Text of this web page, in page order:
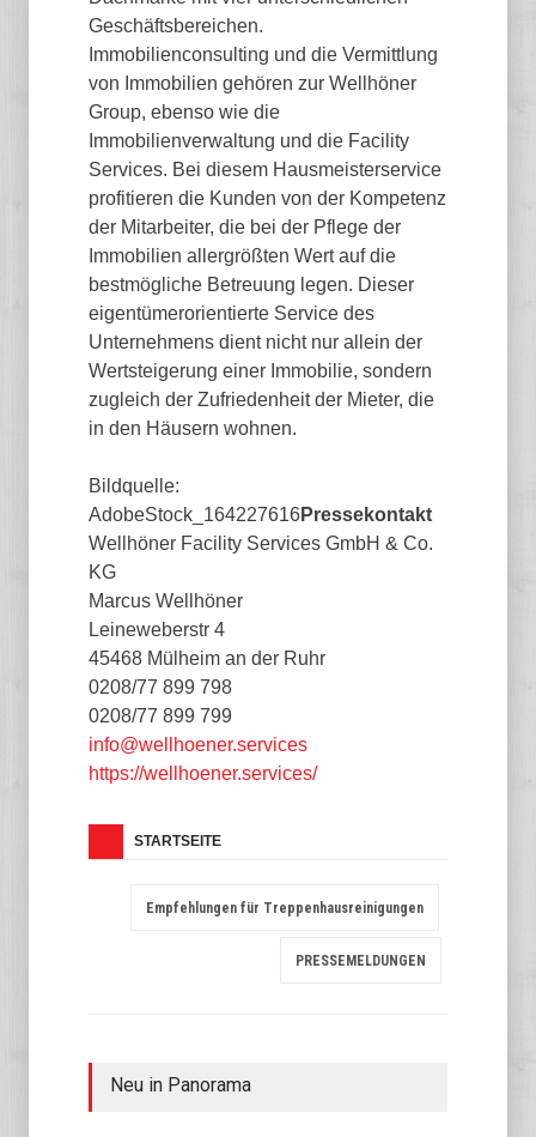
Geschäftsbereichen.
Immobilienconsulting und die Vermittlung
von Immobilien gehören zur Wellhöner
Group, ebenso wie die
Immobilienverwaltung und die Facility
Services. Bei diesem Hausmeisterservice
profitieren die Kunden von der Kompetenz
der Mitarbeiter, die bei der Pflege der
Immobilien allergrößten Wert auf die
bestmögliche Betreuung legen. Dieser
eigentümerorientierte Service des
Unternehmens dient nicht nur allein der
Wertsteigerung einer Immobilie, sondern
zugleich der Zufriedenheit der Mieter, die
in den Häusern wohnen.
Bildquelle:
AdobeStock_164227616Pressekontakt
Wellhöner Facility Services GmbH & Co.
KG
Marcus Wellhöner
Leineweberstr 4
45468 Mülheim an der Ruhr
0208/77 899 798
0208/77 899 799
info@wellhoener.services
https://wellhoener.services/
STARTSEITE
Empfehlungen für Treppenhausreinigungen
PRESSEMELDUNGEN
Neu in Panorama